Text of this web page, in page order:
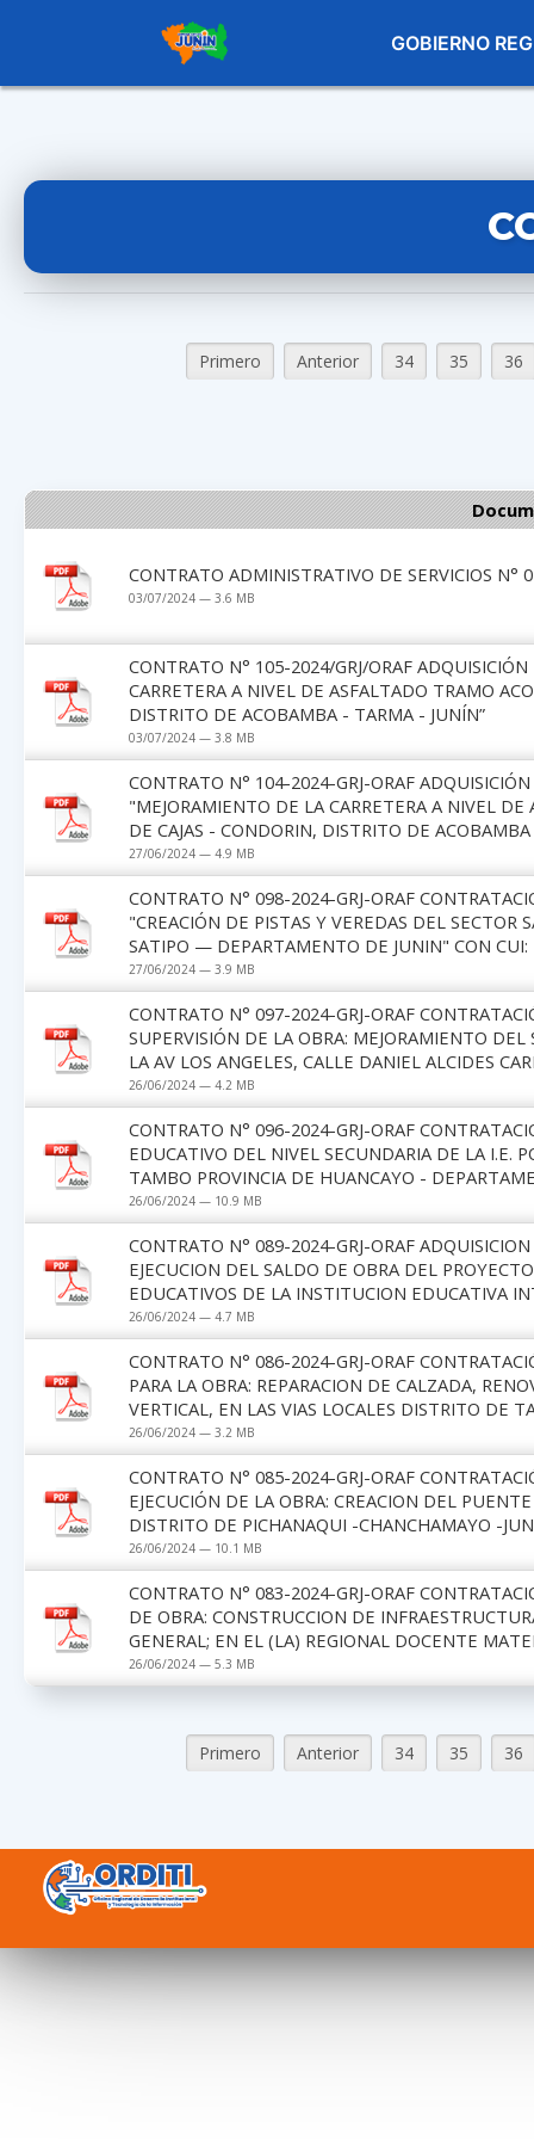
GOBIERNO
Primero Anterior 34 35 36
CONTRATO ADMINISTRATIVO DE SERVICIOS N°
03/07/2024 — 3.6 MB
CONTRATO N° 105-2024/GRJ/ORAF
CARRETERA A NIVEL DE ASFALTADO TRAMO
DISTRITO DE ACOBAMBA - TARMA - JUNÍN”
03/07/2024 — 3.8 MB
CONTRATO N° 104-2024-GRJ-ORAF
"MEJORAMIENTO DE LA CARRETERA A NIVEL
DE CAJAS - CONDORIN, DISTRITO DE
27/06/2024 — 4.9 MB
CONTRATO N° 098-2024-GRJ-ORAF
"CREACIÓN DE PISTAS Y VEREDAS DEL
SATIPO — DEPARTAMENTO DE JUNIN" CON
27/06/2024 — 3.9 MB
CONTRATO N° 097-2024-GRJ-ORAF
SUPERVISIÓN DE LA OBRA: MEJORAMIENTO
LA AV LOS ANGELES, CALLE DANIEL ALCIDES
26/06/2024 — 4.2 MB
CONTRATO N° 096-2024-GRJ-ORAF
EDUCATIVO DEL NIVEL SECUNDARIA DE LA I.E.
TAMBO PROVINCIA DE HUANCAYO -
26/06/2024 — 10.9 MB
CONTRATO N° 089-2024-GRJ-ORAF
EJECUCION DEL SALDO DE OBRA DEL
EDUCATIVOS DE LA INSTITUCION EDUCATIVA
26/06/2024 — 4.7 MB
CONTRATO N° 086-2024-GRJ-ORAF
PARA LA OBRA: REPARACION DE CALZADA,
VERTICAL, EN LAS VIAS LOCALES DISTRITO DE
26/06/2024 — 3.2 MB
CONTRATO N° 085-2024-GRJ-ORAF
EJECUCIÓN DE LA OBRA: CREACION DEL
DISTRITO DE PICHANAQUI -CHANCHAMAYO -
26/06/2024 — 10.1 MB
CONTRATO N° 083-2024-GRJ-ORAF
DE OBRA: CONSTRUCCION DE
GENERAL; EN EL (LA) REGIONAL DOCENTE
26/06/2024 — 5.3 MB
Primero Anterior 34 35 36